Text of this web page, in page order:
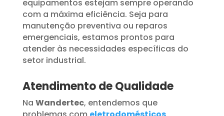
equipamentos estejam sempre operando
com a máxima eficiência. Seja para
manutenção preventiva ou reparos
emergenciais, estamos prontos para
atender às necessidades específicas do
setor industrial.
Atendimento de Qualidade
Na Wandertec, entendemos que